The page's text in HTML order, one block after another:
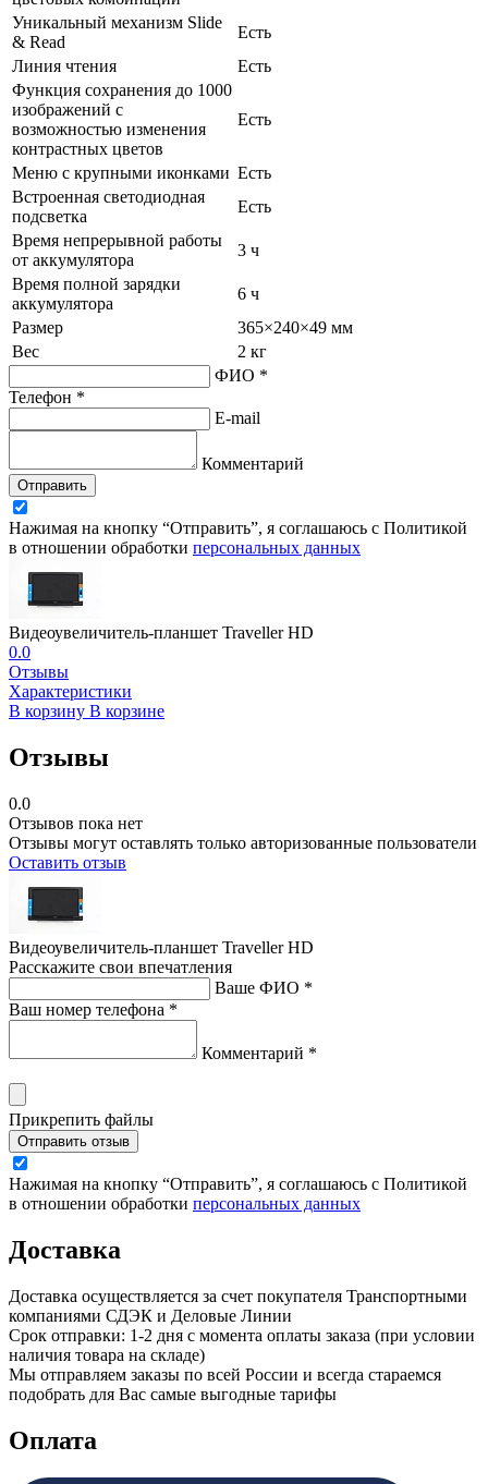
Уникальный механизм Slide
& Read
Есть
Линия чтения
Есть
Функция сохранения до 1000
изображений с
возможностью изменения
контрастных цветов
Есть
Меню с крупными иконками Есть
Встроенная светодиодная
подсветка
Есть
Время непрерывной работы
от аккумулятора
3 ч
Время полной зарядки
аккумулятора
6 ч
Размер
365×240×49 мм
Вес
2 кг
ФИО *
Телефон *
E-mail
Комментарий
Отправить
Нажимая на кнопку “Отправить”, я соглашаюсь с Политикой
в отношении обработки персональных данных
Видеоувеличитель-планшет Traveller HD
0.0
Отзывы
Характеристики
В корзину В корзине
Отзывы
0.0
Отзывов пока нет
Отзывы могут оставлять только авторизованные пользователи
Оставить отзыв
Видеоувеличитель-планшет Traveller HD
Расскажите свои впечатления
Ваше ФИО *
Ваш номер телефона *
Комментарий *
Прикрепить файлы
Отправить отзыв
Нажимая на кнопку “Отправить”, я соглашаюсь с Политикой
в отношении обработки персональных данных
Доставка
Доставка осуществляется за счет покупателя Транспортными
компаниями СДЭК и Деловые Линии
Срок отправки: 1-2 дня с момента оплаты заказа (при условии
наличия товара на складе)
Мы отправляем заказы по всей России и всегда стараемся
подобрать для Вас самые выгодные тарифы
Оплата